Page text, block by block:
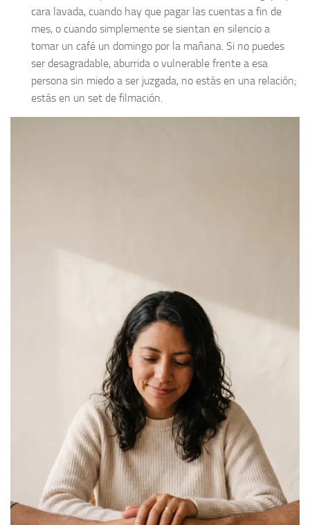
cara lavada, cuando hay que pagar las cuentas a fin de
mes, o cuando simplemente se sientan en silencio a
tomar un café un domingo por la mañana. Si no puedes
ser desagradable, aburrida o vulnerable frente a esa
persona sin miedo a ser juzgada, no estás en una relación;
estás en un set de filmación.